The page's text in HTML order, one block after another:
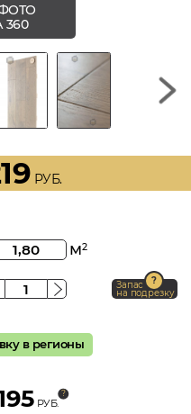
360
РУБ.
м2
Запас
на подрезку
в регионы
РУБ.